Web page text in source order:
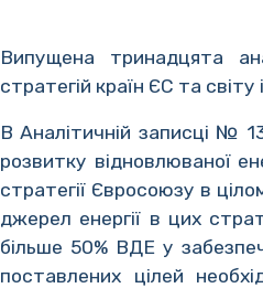
Випущена тринадцята
стратегій країн ЄС та світу
В Аналітичній записці №
розвитку відновлюваної
стратегії Євросоюзу в
джерел енергії в цих
більше 50% ВДЕ у
поставлених цілей